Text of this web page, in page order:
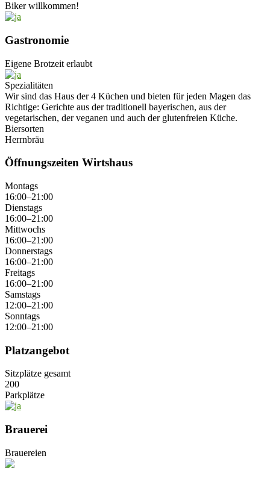
Biker willkommen!
Gastronomie
Eigene Brotzeit erlaubt
Spezialitäten
Wir sind das Haus der 4 Küchen und bieten für jeden Magen das
Richtige: Gerichte aus der traditionell bayerischen, aus der
vegetarischen, der veganen und auch der glutenfreien Küche.
Biersorten
Herrnbräu
Öffnungszeiten Wirtshaus
Montags
16:00–21:00
Dienstags
16:00–21:00
Mittwochs
16:00–21:00
Donnerstags
16:00–21:00
Freitags
16:00–21:00
Samstags
12:00–21:00
Sonntags
12:00–21:00
Platzangebot
Sitzplätze gesamt
200
Parkplätze
Brauerei
Brauereien